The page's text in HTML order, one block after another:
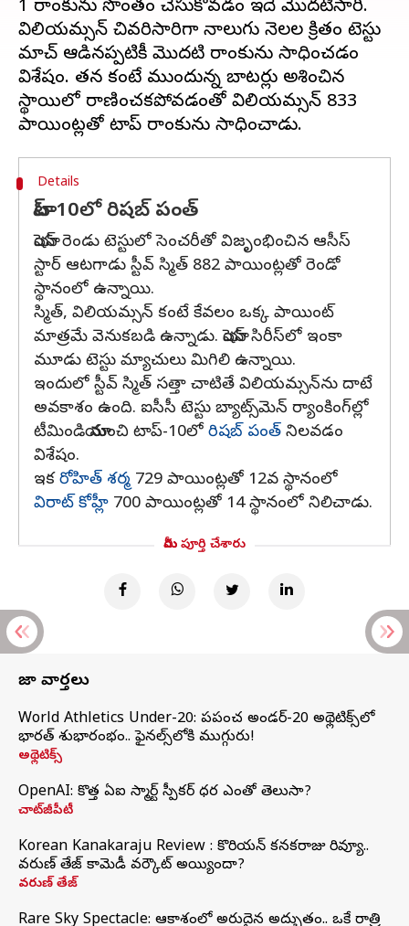
1 ర్యాంకును సొంతం చేసుకోవడం ఇదే మొదటిసారి.
విలియమ్సన్ చివరిసారిగా నాలుగు నెలల క్రితం టెస్టు
మ్యాచ్ ఆడినప్పటికీ మొదటి ర్యాంకును సాధించడం
విశేషం. తన కంటే ముందున్న బ్యాటర్లు అశించిన
స్థాయిలో రాణించకపోవడంతో విలియమ్సన్ 833
Details
టాప్-10లో రిషబ్ పంత్
యాషెస్ రెండు టెస్టులో సెంచరీతో విజృంభించిన ఆసీస్
స్టార్ ఆటగాడు స్టీవ్ స్మిత్ 882 పాయింట్లతో రెండో
స్థానంలో ఉన్నాయి.
స్మిత్, విలియమ్సన్ కంటే కేవలం ఒక్క పాయింట్
మాత్రమే వెనుకబడి ఉన్నాడు. యాషెస్ సిరీస్‌లో ఇంకా
మూడు టెస్టు మ్యాచులు మిగిలి ఉన్నాయి.
ఇందులో స్టీవ్ స్మిత్ సత్తా చాటితే విలియమ్సన్‌ను దాటే
అవకాశం ఉంది. ఐసీసీ టెస్టు బ్యాట్స్‌మెన్ ర్యాంకింగ్‌ల్లో
టీమిండియా నుంచి టాప్-10లో రిషబ్ పంత్ నిలవడం
విశేషం.
ఇకరోహిత్ శర్మ 729 పాయింట్లతో 12వ స్థానంలో
విరాట్ కోహ్లీ 700 పాయింట్లతో 14 స్థానంలో నిలిచాడు.
మీరు పూర్తి చేశారు
తాజా వార్తలు
World Athletics Under-20: ప్రపంచ అండర్-20 అథ్లెటిక్స్‌లో
భారత్‌ శుభారంభం.. ఫైనల్స్‌లోకి ముగ్గురు!
అథ్లెటిక్స్
OpenAI: కొత్త ఏఐ స్మార్ట్ స్పీకర్ ధర ఎంతో తెలుసా?
చాట్‌జీపీటీ
Korean Kanakaraju Review : కొరియన్ కనకరాజు రివ్యూ..
వరుణ్ తేజ్ కామెడీ వర్కౌట్ అయ్యిందా?
వరుణ్ తేజ్
Rare Sky Spectacle: ఆకాశంలో అరుదైన అద్భుతం.. ఒకే రాత్రి